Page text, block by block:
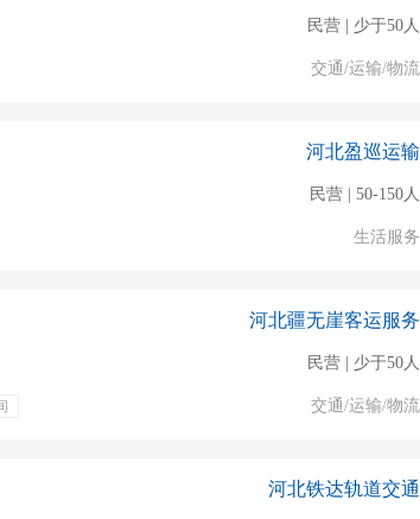
民营 | 少于50人
交通/运输/物流
河北盈巡运输
民营 | 50-150人
生活服务
河北疆无崖客运服务
民营 | 少于50人
交通/运输/物流
河北铁达轨道交通